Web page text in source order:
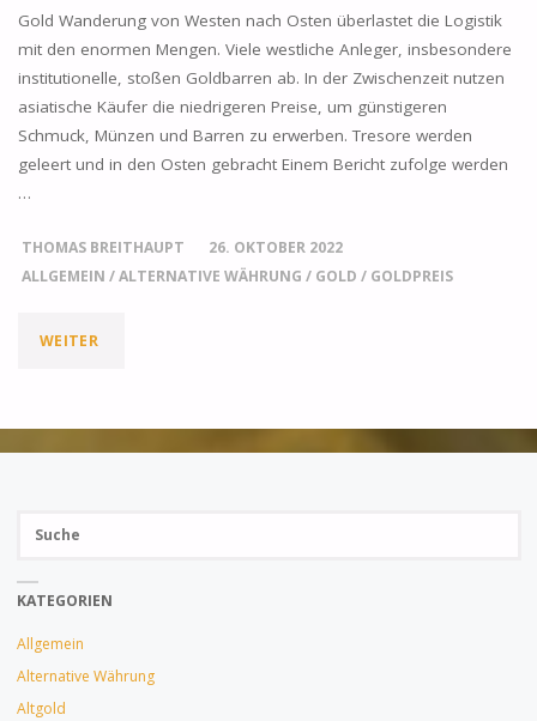
REKORDKÄUFEN"
Gold Wanderung von Westen nach Osten überlastet die Logistik
mit den enormen Mengen. Viele westliche Anleger, insbesondere
institutionelle, stoßen Goldbarren ab. In der Zwischenzeit nutzen
asiatische Käufer die niedrigeren Preise, um günstigeren
Schmuck, Münzen und Barren zu erwerben. Tresore werden
geleert und in den Osten gebracht Einem Bericht zufolge werden
…
THOMAS BREITHAUPT
26. OKTOBER 2022
ALLGEMEIN /ALTERNATIVE WÄHRUNG / GOLD / GOLDPREIS
WEITER"GOLD
IN
KATEGORIEN
Allgemein
Alternative Währung
Altgold